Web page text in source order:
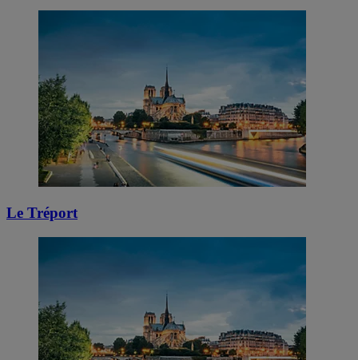
Le Tréport